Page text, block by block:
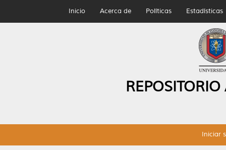
Inicio Acerca de Políticas Estadísticas
Iniciar